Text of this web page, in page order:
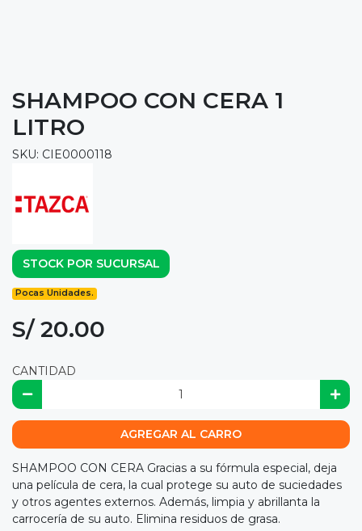
SHAMPOO CON CERA 1
LITRO
SKU: CIE0000118
STOCK POR SUCURSAL
Pocas Unidades.
S/ 20.00
CANTIDAD
AGREGAR AL CARRO
SHAMPOO CON CERA Gracias a su fórmula especial, deja
una película de cera, la cual protege su auto de suciedades
y otros agentes externos. Además, limpia y abrillanta la
carrocería de su auto. Elimina residuos de grasa.